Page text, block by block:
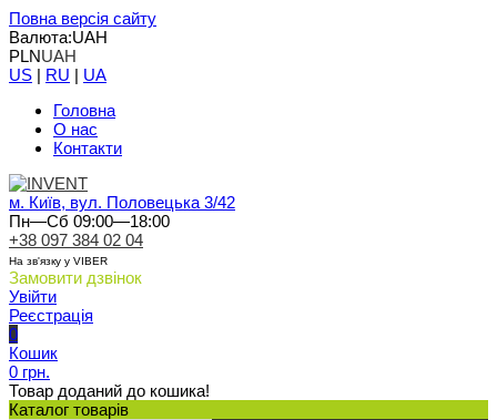
Повна версія сайту
Валюта:UAH
PLNUAH
US | RU | UA
Головна
О нас
Контакти
м. Київ, вул. Половецька 3/42
Пн—Сб 09:00—18:00
+38 097 384 02 04
На зв'язку у VIBER
Замовити дзвінок
Увійти
Реєстрація
0
Кошик
0 грн.
Товар доданий до кошика!
Каталог товарів